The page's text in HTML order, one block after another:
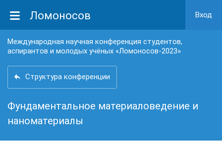
Ломоносов Вход
Международная научная конференция студентов,
аспирантов и молодых учёных «Ломоносов-2023»
Структура конференции
Фундаментальное материаловедение и
наноматериалы